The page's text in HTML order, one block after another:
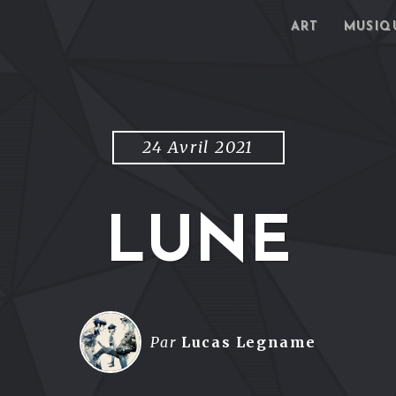
ART
24 Avril 2021
LUNE
Par Lucas Legname